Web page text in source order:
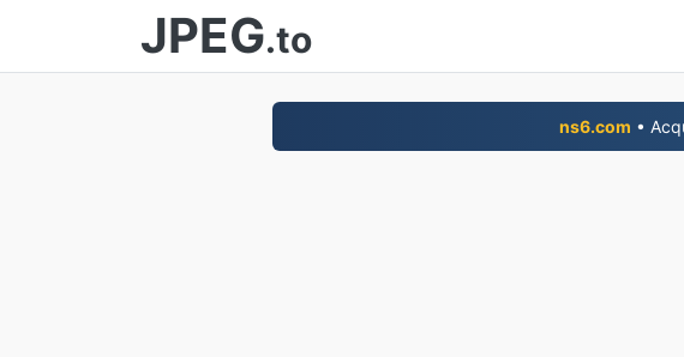
JPEG.to
ns6.com •